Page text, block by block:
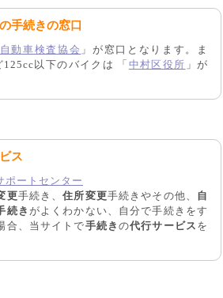
手続きの窓口
動車検査協会 」が窓口となります。ま
以下のバイクは 「 中村区役所 」が
ス
ポートセンター
更手続き、住所変更手続きやその他、 自
続き がよくわかない、自分で手続きをす
合、当サイトで手続き の代行サービス を